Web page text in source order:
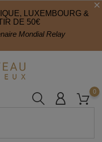
LUXEMBOURG &
DE 50€
Mondial Relay
0